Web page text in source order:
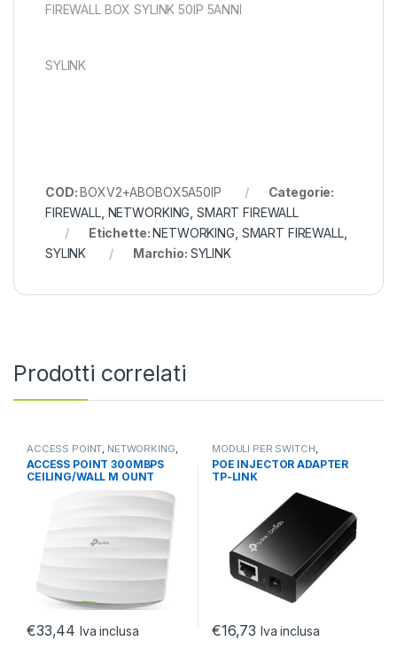
FIREWALL BOX SYLINK 50IP 5ANNI
SYLINK
COD:BOXV2+ABOBOX5A50IP
Categorie:
FIREWALL, NETWORKING SMART FIREWALL
Etichette:NETWORKING SMART FIREWALL,
SYLINK
Marchio: SYLINK
Prodotti correlati
ACCESS POINT NETWORKING
UNMANAGED
ACCESS POINT 300MBPS
CEILING/WALL M OUNT
€33,44 Iva inclusa
MODULI PER SWITCH
NETWORKING ,SWITCH
POE INJECTOR ADAPTER
TP-LINK
€16,73 Iva inclusa